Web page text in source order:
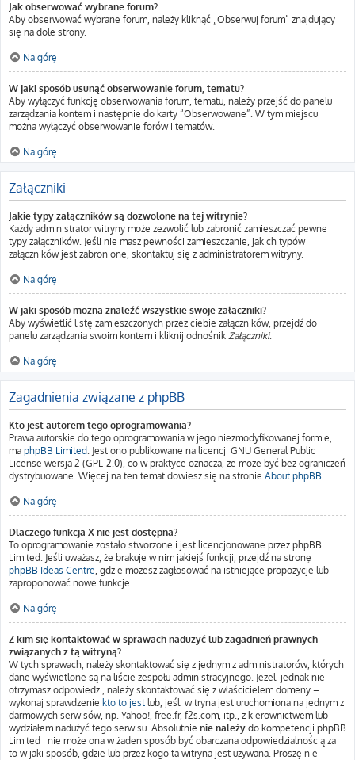
Jak obserwować wybrane forum?
Aby obserwować wybrane forum, należy kliknąć „Obserwuj forum” znajdujący
się na dole strony.
Na górę
W jaki sposób usunąć obserwowanie forum, tematu?
Aby wyłączyć funkcję obserwowania forum, tematu, należy przejść do panelu
zarządzania kontem i następnie do karty “Obserwowane”. W tym miejscu
można wyłączyć obserwowanie forów i tematów.
Na górę
Załączniki
Jakie typy załączników są dozwolone na tej witrynie?
Każdy administrator witryny może zezwolić lub zabronić zamieszczać pewne
typy załączników. Jeśli nie masz pewności zamieszczanie, jakich typów
załączników jest zabronione, skontaktuj się z administratorem witryny.
Na górę
W jaki sposób można znaleźć wszystkie swoje załączniki?
Aby wyświetlić listę zamieszczonych przez ciebie załączników, przejdź do
panelu zarządzania swoim kontem i kliknij odnośnik Załączniki.
Na górę
Zagadnienia związane z phpBB
Kto jest autorem tego oprogramowania?
Prawa autorskie do tego oprogramowania w jego niezmodyfikowanej formie,
ma phpBB Limited. Jest ono publikowane na licencji GNU General Public
License wersja 2 (GPL-2.0), co w praktyce oznacza, że może być bez ograniczeń
dystrybuowane. Więcej na ten temat dowiesz się na stronie About phpBB.
Na górę
Dlaczego funkcja X nie jest dostępna?
To oprogramowanie zostało stworzone i jest licencjonowane przez phpBB
Limited. Jeśli uważasz, że brakuje w nim jakiejś funkcji, przejdź na stronę
phpBB Ideas Centre, gdzie możesz zagłosować na istniejące propozycje lub
zaproponować nowe funkcje.
Na górę
Z kim się kontaktować w sprawach nadużyć lub zagadnień prawnych
związanych z tą witryną?
W tych sprawach, należy skontaktować się z jednym z administratorów, których
dane wyświetlone są na liście zespołu administracyjnego. Jeżeli jednak nie
otrzymasz odpowiedzi, należy skontaktować się z właścicielem domeny –
wykonaj sprawdzenie kto to jest lub, jeśli witryna jest uruchomiona na jednym z
darmowych serwisów, np. Yahoo!, free.fr, f2s.com, itp., z kierownictwem lub
wydziałem nadużyć tego serwisu. Absolutnie nie należy do kompetencji phpBB
Limited i nie może ona w żaden sposób być obarczana odpowiedzialnością za
to w jaki sposób, gdzie lub przez kogo ta witryna jest używana. Proszę nie